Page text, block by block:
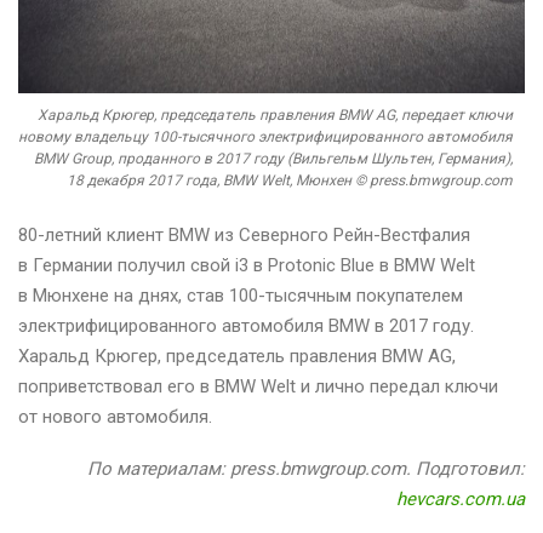
Харальд Крюгер, председатель правления BMW AG, передает ключи
новому владельцу 100-тысячного электрифицированного автомобиля
BMW Group, проданного в 2017 году (Вильгельм Шультен, Германия),
18 декабря 2017 года, BMW Welt, Мюнхен © press.bmwgroup.com
80-летний клиент BMW из Северного Рейн-Вестфалия
в Германии получил свой i3 в Protonic Blue в BMW Welt
в Мюнхене на днях, став 100-тысячным покупателем
электрифицированного автомобиля BMW в 2017 году.
Харальд Крюгер, председатель правления BMW AG,
поприветствовал его в BMW Welt и лично передал ключи
от нового автомобиля.
По материалам: press.bmwgroup.com. Подготовил:
hevcars.com.ua